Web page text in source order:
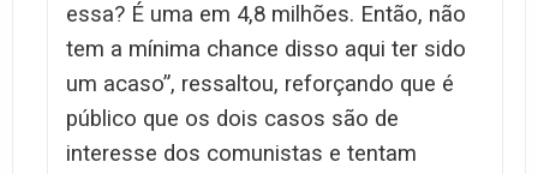
essa? É uma em 4,8 milhões. Então, não
tem a mínima chance disso aqui ter sido
um acaso”, ressaltou, reforçando que é
público que os dois casos são de
interesse dos comunistas e tentam